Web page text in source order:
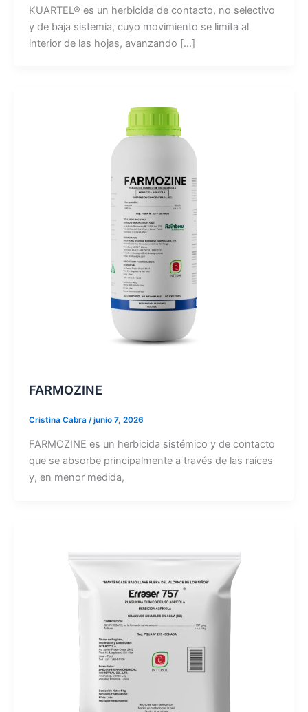
KUARTEL® es un herbicida de contacto, no selectivo
y de baja sistemia, cuyo movimiento se limita al
interior de las hojas, avanzando […]
FARMOZINE
Cristina Cabra /junio 7, 2026
FARMOZINE es un herbicida sistémico y de contacto
que se absorbe principalmente a través de las raíces
y, en menor medida,